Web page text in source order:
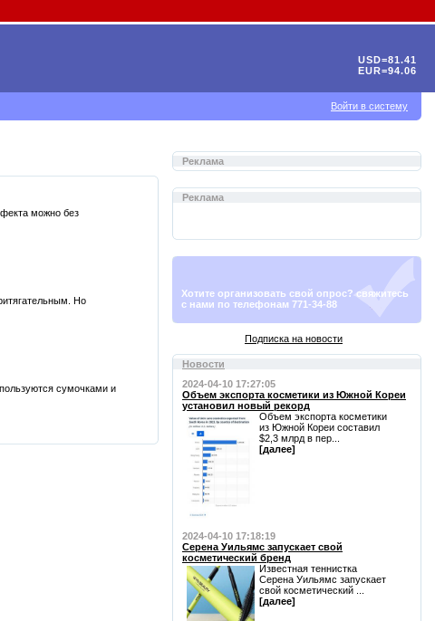
можно без
Но
сумочками и
Реклама
Реклама
Хотите организовать свой опрос? свяжитесь
с нами по телефонам 771-34-88
Подписка на новости
Новости
2024-04-10 17:27:05
Объем экспорта косметики из Южной Кореи
установил новый рекорд
Объем экспорта косметики
из Южной Кореи составил
$2,3 млрд в пер...
[далее]
2024-04-10 17:18:19
Серена Уильямс запускает свой
косметический бренд
Известная теннистка
Серена Уильямс запускает
свой косметический ...
[далее]
USD=81.41
EUR=94.06
Войти в систему